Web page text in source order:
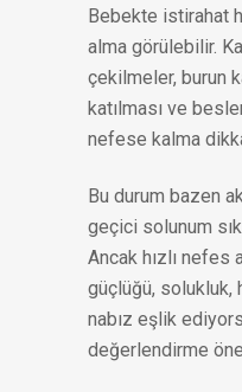
Bebekte istirahat
alma görülebilir.
çekilmeler, burun
katılması ve
nefese kalma
Bu durum bazen
geçici solunum
Ancak hızlı nefes
güçlüğü, solukluk,
nabız eşlik
değerlendirme